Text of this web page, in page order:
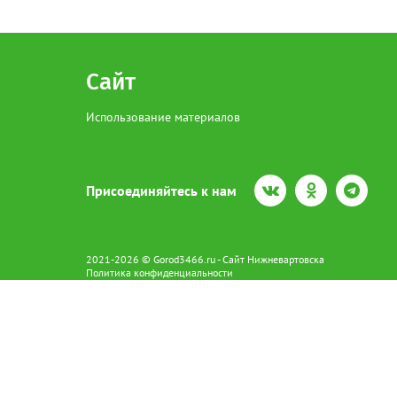
Сайт
Использование материалов
Присоединяйтесь к нам
2021-2026 © Gorod3466.ru - Сайт Нижневартовска
Политика конфиденциальности